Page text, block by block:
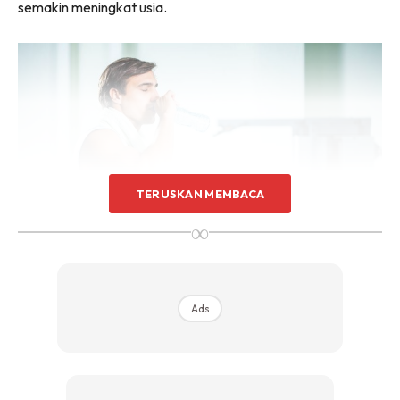
semakin meningkat usia.
Bentuk struktur seperti kristal
TERUSKAN MEMBACA
∞
Ads